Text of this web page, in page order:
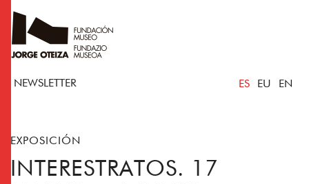
NEWSLETTER ES EU EN
EXPOSICIÓN
INTERESTRATOS. 17